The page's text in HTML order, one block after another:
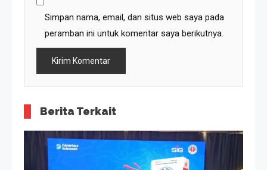
Simpan nama, email, dan situs web saya pada
peramban ini untuk komentar saya berikutnya.
Berita Terkait